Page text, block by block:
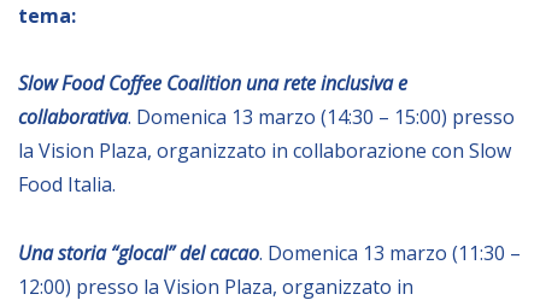
Borse di studio
Albo fornitori
Contratti/Accordi/Grant
tema:
Slow Food Coffee Coalition una rete inclusiva e
collaborativa. Domenica 13 marzo (14:30 – 15:00) presso
la Vision Plaza, organizzato in collaborazione con Slow
Food Italia.
Una storia “glocal” del cacao. Domenica 13 marzo (11:30 –
12:00) presso la Vision Plaza, organizzato in